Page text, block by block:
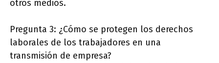
otros medios.
Pregunta 3: ¿Cómo se protegen los derechos
laborales de los trabajadores en una
transmisión de empresa?